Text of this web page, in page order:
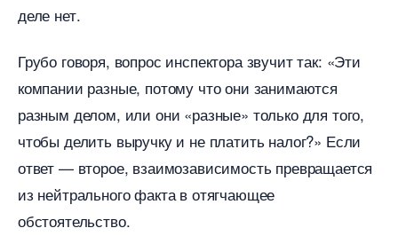
деле нет.
Грубо говоря, вопрос инспектора звучит так: «Эти
компании разные, потому что они занимаются
разным делом, или они «разные» только для того,
чтобы делить выручку и не платить налог?» Если
ответ — второе, взаимозависимость превращается
из нейтрального факта в отягчающее
обстоятельство.